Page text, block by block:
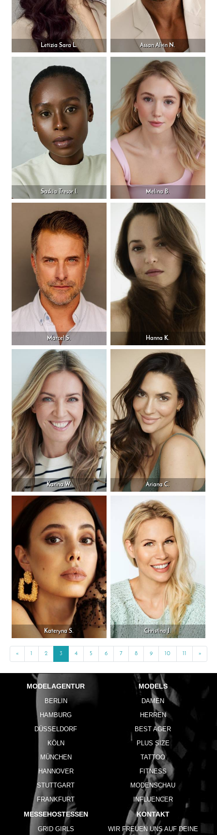
Letizia Sara L. Assan Alvin N.
Saskia Tresor I. Melina B.
Marcel S. Hanna K.
Karina W. Ariana C.
Kateryna S. Christina J.
« 2 3 4 5 6 7 8 9 10 »
MODELAGENTUR
BERLIN
HAMBURG
DÜSSELDORF
KÖLN
MÜNCHEN
HANNOVER
STUTTGART
FRANKFURT
MODELS
DAMEN
HERREN
BEST AGER
PLUS SIZE
TATTOO
FITNESS
MODENSCHAU
INFLUENCER
MESSEHOSTESSEN
GRID GIRLS
KONTAKT
WIR FREUEN UNS AUF DEINE